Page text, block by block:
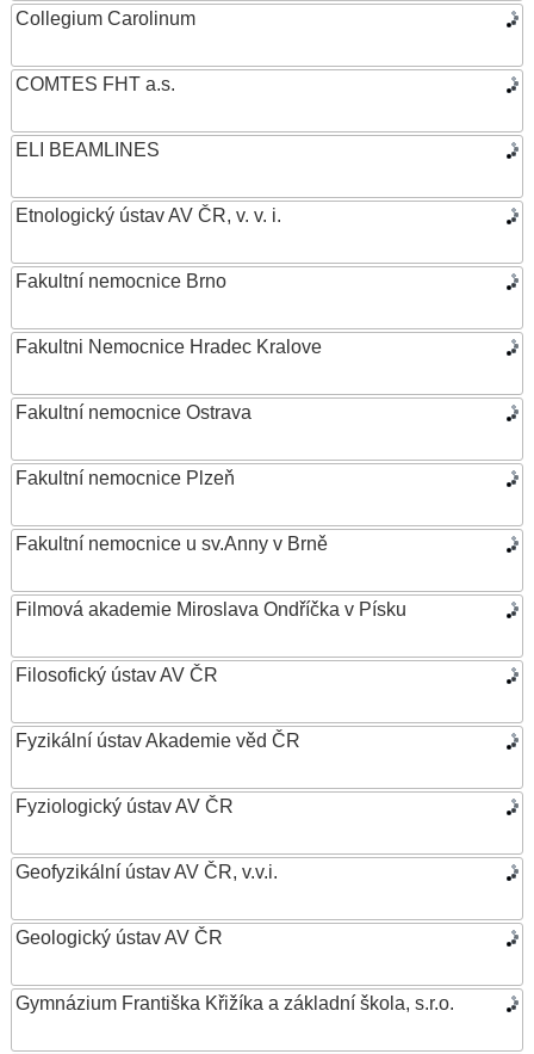
Collegium Carolinum
COMTES FHT a.s.
ELI BEAMLINES
Etnologický ústav AV ČR, v. v. i.
Fakultní nemocnice Brno
Fakultni Nemocnice Hradec Kralove
Fakultní nemocnice Ostrava
Fakultní nemocnice Plzeň
Fakultní nemocnice u sv.Anny v Brně
Filmová akademie Miroslava Ondříčka v Písku
Filosofický ústav AV ČR
Fyzikální ústav Akademie věd ČR
Fyziologický ústav AV ČR
Geofyzikální ústav AV ČR, v.v.i.
Geologický ústav AV ČR
Gymnázium Františka Křižíka a základní škola, s.r.o.